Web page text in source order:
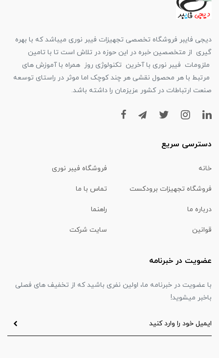
دیجی فایبر فروشگاه تخصصی تجهیزات فیبر نوری میباشد که با بهره
گیری از متخصصین خبره در این حوزه در تلاش است تا با تامین
ملزومات فیبر نوری با آخرین تکنولوژی روز همراه با آموزش های
مرتبط با هر محصول نقشی هر چند کوچک اما موثر در راستای توسعه
صنعت ارتباطات در کشور عزیزمان را داشته باشد.
دسترسی سریع
خانه فروشگاه فیبر نوری
فروشگاه تجهیزات برودکست تماس با ما
درباره ما راهنما
قوانین سایت شرکت
عضویت در خبرنامه
با عضویت در خبرنامه ما، اولین نفری باشید که از تخفیف های فصلی
باخبر میشوید!